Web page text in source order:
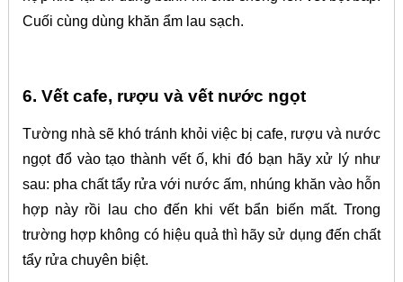
Cuối cùng dùng khăn ẩm lau sạch.
6. Vết cafe, rượu và vết nước ngọt
Tường nhà sẽ khó tránh khỏi việc bị cafe, rượu và nước
ngọt đổ vào tạo thành vết ố, khi đó bạn hãy xử lý như
sau: pha chất tẩy rửa với nước ấm, nhúng khăn vào hỗn
hợp này rồi lau cho đến khi vết bẩn biến mất. Trong
trường hợp không có hiệu quả thì hãy sử dụng đến chất
tẩy rửa chuyên biệt.